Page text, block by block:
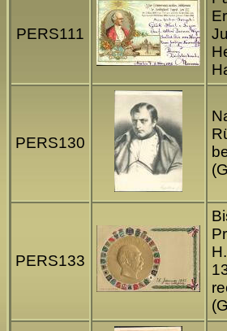
PERS111
PERS130
PERS133